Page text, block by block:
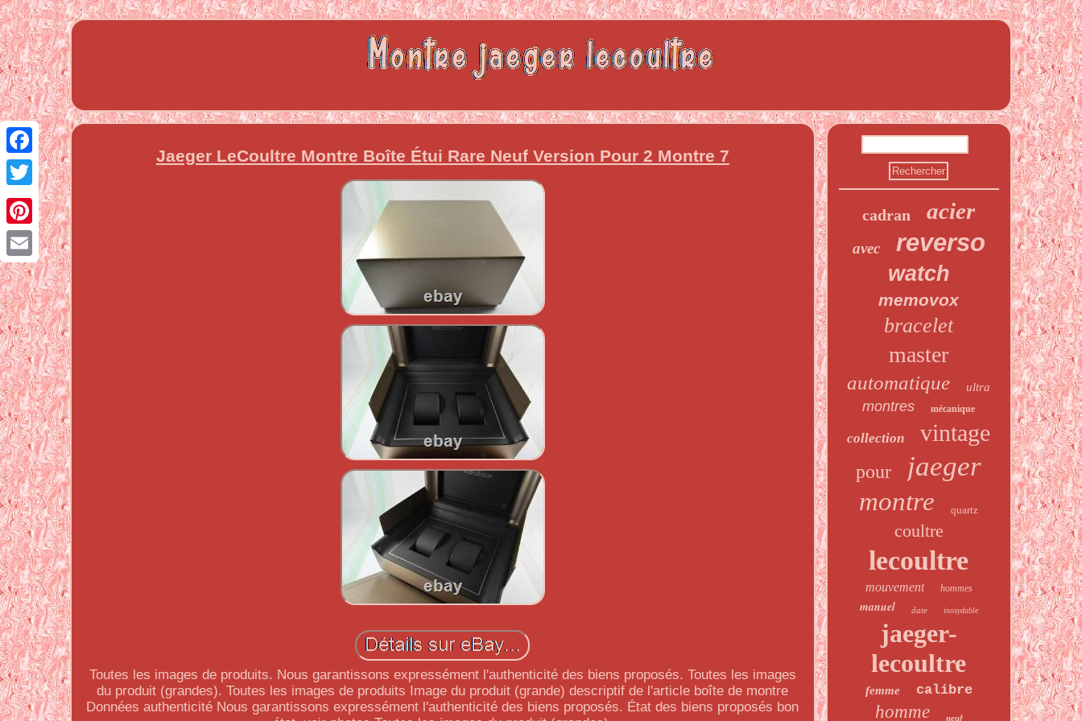
Facebook
Twitter
Pinterest
Email
Jaeger LeCoultre Montre Boîte Étui Rare Neuf Version Pour 2 Montre 7
Toutes les images de produits. Nous garantissons expressément l'authenticité des biens proposés. Toutes les images
du produit (grandes). Toutes les images de produits Image du produit (grande) descriptif de l'article boîte de montre
Données authenticité Nous garantissons expressément l'authenticité des biens proposés. État des biens proposés bon
cadran acier
avec reverso
watch
memovox
bracelet
master
automatique ultra
montres mécanique
collection vintage
pour jaeger
montre quartz
coultre
lecoultre
mouvement hommes
manuel date inoxydable
jaeger-
lecoultre
femme calibre
homme neuf